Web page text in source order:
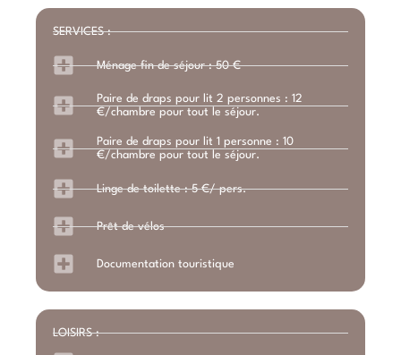
SERVICES :
Ménage fin de séjour : 50 €
Paire de draps pour lit 2 personnes : 12
€/chambre pour tout le séjour.
Paire de draps pour lit 1 personne : 10
€/chambre pour tout le séjour.
Linge de toilette : 5 €/ pers.
Prêt de vélos
Documentation touristique
LOISIRS :